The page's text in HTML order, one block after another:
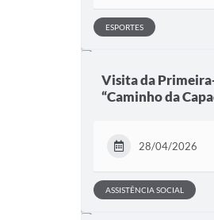
ESPORTES
Visita da
“Caminho da
28/04/2026
ASSISTÊNCIA SOCIAL